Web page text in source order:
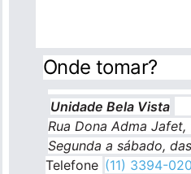
Para empresas
Profissionais da saúde
Onde tomar?
Unidade Bela Vista
Rua Dona Adma Jafet,
Segunda a sábado,
Telefone (11) 3394-